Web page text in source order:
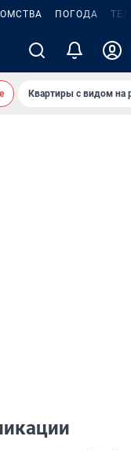
ПОГОДА
Квартиры с видом на